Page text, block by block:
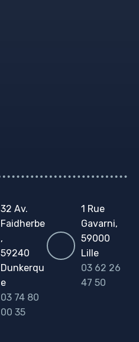
32 Av.
Faidherbe
,
59240
Dunkerqu
e
03 74 80
00 35
1 Rue
Gavarni,
59000
Lille
03 62 26
47 50